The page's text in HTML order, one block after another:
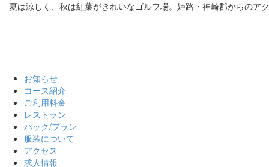
夏は涼しく、秋は紅葉がきれいなゴルフ場。姫路・神崎郡からのアク
お知らせ
コース紹介
ご利用料金
レストラン
パック/プラン
服装について
アクセス
求人情報